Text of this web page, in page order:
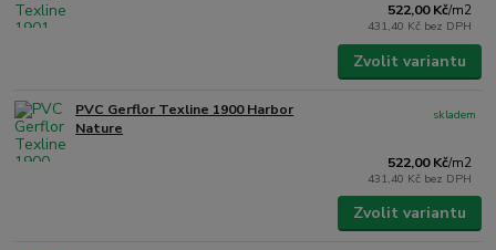
522,00 Kč/m2
431,40 Kč bez DPH
Zvolit variantu
PVC Gerflor Texline 1900 Harbor
Nature
522,00 Kč/m2
431,40 Kč bez DPH
skladem
Zvolit variantu